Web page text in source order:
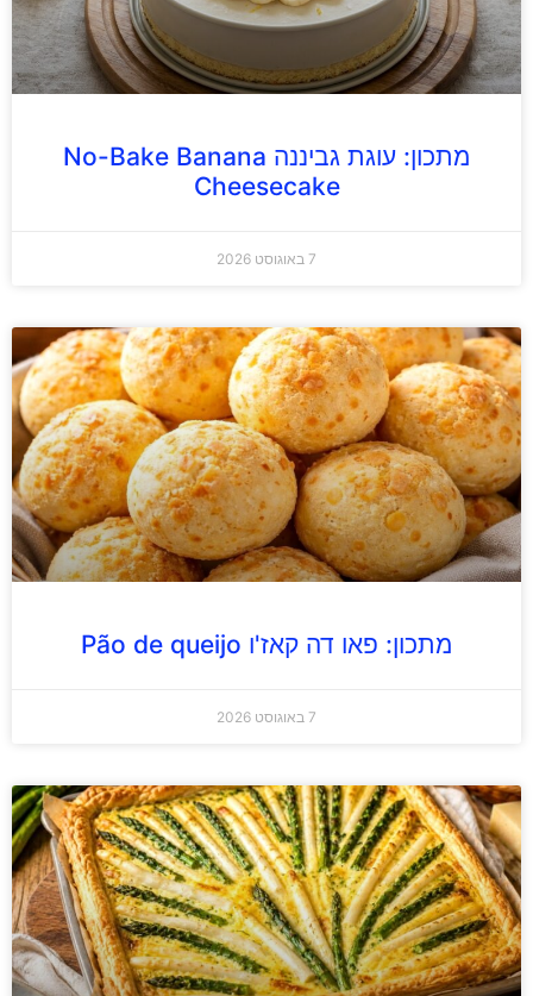
מתכון: עוגת גביננה No-Bake Banana
Cheesecake
7 באוגוסט 2026
מתכון: פאו דה קאז'ו Pão de queijo
7 באוגוסט 2026